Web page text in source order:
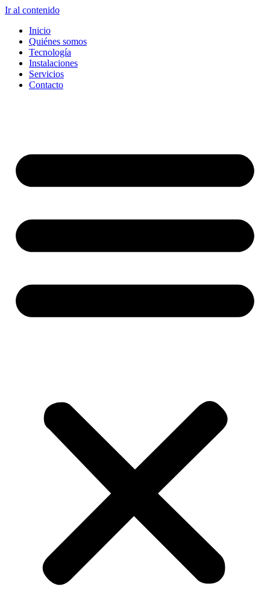
Ir al contenido
Inicio
Quiénes somos
Tecnología
Instalaciones
Servicios
Contacto